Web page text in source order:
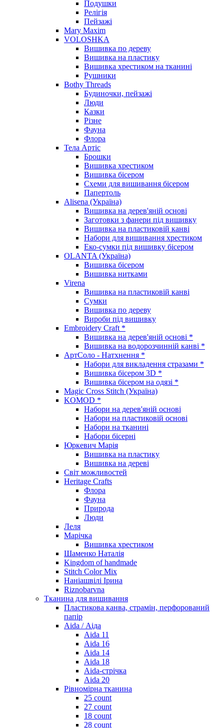
Подушки
Релігія
Пейзажі
Mary Maxim
VOLOSHKA
Вишивка по дереву
Вишивка на пластику
Вишивка хрестиком на тканині
Рушники
Bothy Threads
Будиночки, пейзажі
Люди
Казки
Різне
Фауна
Флора
Тела Артіс
Брошки
Вишивка хрестиком
Вишивка бісером
Схеми для вишивання бісером
Папертоль
Alisena (Україна)
Вишивка на дерев'яній основі
Заготовки з фанери під вишивку
Вишивка на пластиковій канві
Набори для вишивання хрестиком
Еко-сумки під вишивку бісером
OLANTA (Україна)
Вишивка бісером
Вишивка нитками
Virena
Вишивка на пластиковій канві
Сумки
Вишивка по дереву
Вироби під вишивку
Embroidery Craft *
Вишивка на дерев'яній основі *
Вишивка на водорозчинній канві *
АртСоло - Натхнення *
Набори для викладення стразами *
Вишивка бісером 3D *
Вишивка бісером на одязі *
Magic Cross Stitch (Україна)
KOMOD *
Набори на дерев'яній основі
Набори на пластиковій основі
Набори на тканині
Набори бісерні
Юркевич Марія
Вишивка на пластику
Вишивка на дереві
Світ можливостей
Heritage Crafts
Флора
Фауна
Природа
Люди
Леля
Марічка
Вишивка хрестиком
Шаменко Наталія
Kingdom of handmade
Stitch Color Mix
Наніашвілі Ірина
Riznobarvna
Тканина для вишивання
Пластикова канва, страмін, перфорований
папір
Aida / Аіда
Aida 11
Aida 16
Aida 14
Aida 18
Aida-стрічка
Aida 20
Рівномірна тканина
25 count
27 count
18 count
28 count